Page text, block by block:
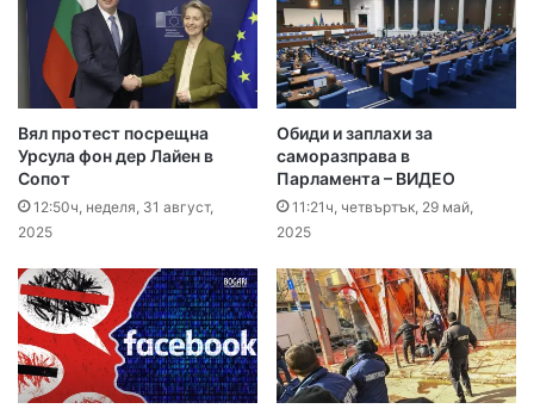
Вял протест посрещна
Урсула фон дер Лайен в
Сопот
12:50ч, неделя, 31 август,
2025
Обиди и заплахи за
саморазправа в
Парламента – ВИДЕО
11:21ч, четвъртък, 29 май,
2025